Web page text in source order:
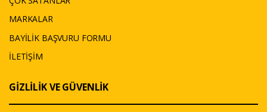
MARKALAR
BAYİLİK BAŞVURU FORMU
İLETİŞİM
GİZLİLİK VE GÜVENLİK